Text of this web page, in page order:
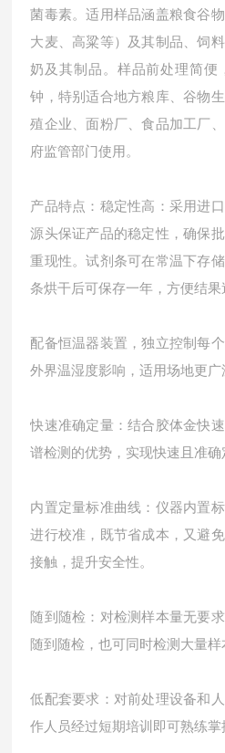
菌毒素。适用样品涵盖粮食谷
大麦、高粱等）及其制品、饲
奶及其制品。样品前处理简便
钟，特别适合地方粮库、谷物
殖企业、面粉厂、食品加工厂
府监管部门使用。
产品特点：稳定性高：采用进
源头保证产品的稳定性，确保
重现性。试剂条可在常温下存
条烘干后可保存一年，方便结果
配备恒温器装置，独立控制每
外界温湿度影响，适用场地更广
快速准确定量：结合胶体金快
谱检测的优势，实现快速且准确
内置定量标准曲线：仪器内置
进行校准，既节省成本，又避
接触，提升安全性。
随到随检：对检测样本量无要
随到随检，也可同时检测大量样
低配套要求：对前处理设备和
作人员经过短期培训即可熟练掌